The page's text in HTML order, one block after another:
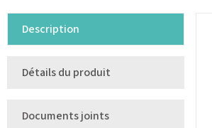
Description
Détails du produit
Documents joints